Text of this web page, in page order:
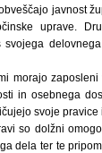
javnost
uprave.
morajo
in osebnega
svoje pravice
so dolžni
dela ter te